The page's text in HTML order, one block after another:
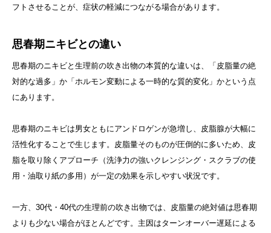
フトさせることが、症状の軽減につながる場合があります。
思春期ニキビとの違い
思春期のニキビと生理前の吹き出物の本質的な違いは、「皮脂量の絶
対的な過多」か「ホルモン変動による一時的な質的変化」かという点
にあります。
思春期のニキビは男女ともにアンドロゲンが急増し、皮脂腺が大幅に
活性化することで生じます。皮脂量そのものが圧倒的に多いため、皮
脂を取り除くアプローチ（洗浄力の強いクレンジング・スクラブの使
用・油取り紙の多用）が一定の効果を示しやすい状況です。
一方、30代・40代の生理前の吹き出物では、皮脂量の絶対値は思春期
よりも少ない場合がほとんどです。主因はターンオーバー遅延による